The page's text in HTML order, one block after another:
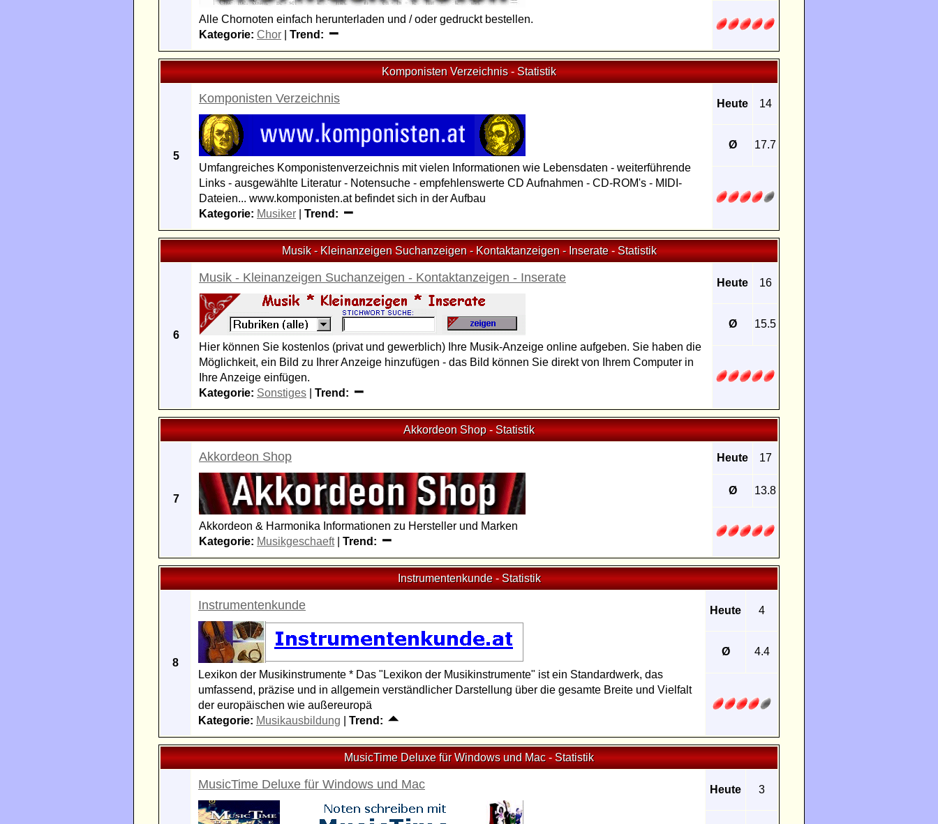
Alle Chornoten einfach herunterladen und / oder gedruckt bestellen.
Kategorie: Chor Trend:
Komponisten Verzeichnis-Statistik
5
Komponisten Verzeichnis
Umfangreiches Komponistenverzeichnis mit vielen Informationen wie Lebensdaten - weiterführende
Links - ausgewählte Literatur - Notensuche - empfehlenswerte CD Aufnahmen - CD-ROM's - MIDI-
Dateien... www.komponisten.at befindet sich in der Aufbau
Kategorie: Musiker Trend:
Heute 14
Ø 17.7
Musik - Kleinanzeigen Suchanzeigen - Kontaktanzeigen - Inserate-Statistik
6
Musik - Kleinanzeigen Suchanzeigen - Kontaktanzeigen - Inserate
Hier können Sie kostenlos (privat und gewerblich) Ihre Musik-Anzeige online aufgeben. Sie haben die
Möglichkeit, ein Bild zu Ihrer Anzeige hinzufügen - das Bild können Sie direkt von Ihrem Computer in
Ihre Anzeige einfügen.
Kategorie: Sonstiges Trend:
Heute 16
Ø 15.5
Akkordeon Shop-Statistik
7
Akkordeon Shop
Akkordeon & Harmonika Informationen zu Hersteller und Marken
Kategorie: Musikgeschaeft| Trend:
Heute 17
Ø 13.8
Instrumentenkunde-Statistik
8
Instrumentenkunde
Lexikon der Musikinstrumente * Das "Lexikon der Musikinstrumente" ist ein Standardwerk, das
umfassend, präzise und in allgemein verständlicher Darstellung über die gesamte Breite und Vielfalt
der europäischen wie außereuropä
Kategorie: Musikausbildung Trend:
Heute 4
Ø 4.4
MusicTime Deluxe für Windows und Mac-Statistik
MusicTime Deluxe für Windows und Mac Heute 3